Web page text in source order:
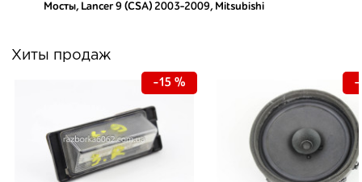
Мосты, Lancer 9 (CSA) 2003-2009, Mitsubishi
Хиты продаж
-15 % -